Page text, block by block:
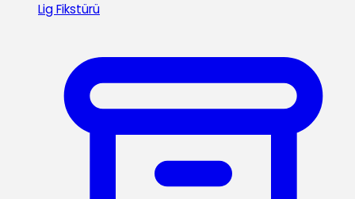
Lig Fikstürü